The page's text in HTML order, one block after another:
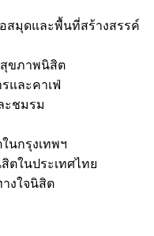
สมุดและพื้นที่สร้างสรรค์
ขภาพนิสิต
และคาเฟ่
ะชมรม
นกรุงเทพฯ
ตในประเทศไทย
งใจนิสิต